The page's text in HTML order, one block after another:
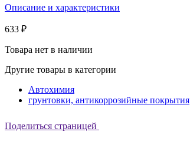
Описание и характеристики
633 ₽
Товара нет в наличии
Другие товары в категории
Автохимия
грунтовки, антикоррозийные покрытия
Поделиться страницей